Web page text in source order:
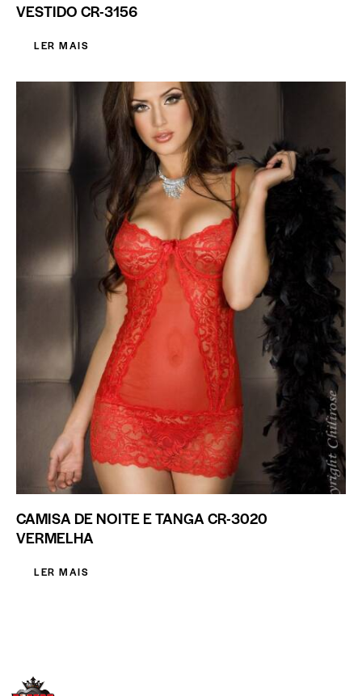
VESTIDO CR-3156
LER MAIS
CAMISA DE NOITE E TANGA CR-3020
VERMELHA
LER MAIS